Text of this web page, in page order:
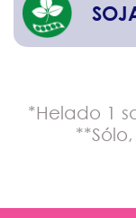
*Helado 1